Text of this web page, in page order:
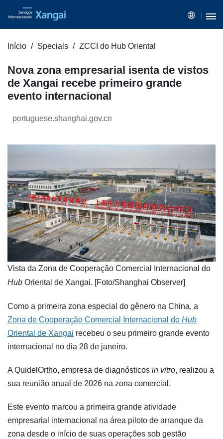
Início Specials ZCCI do Hub Oriental
Nova zona empresarial isenta de vistos
de Xangai recebe primeiro grande
evento internacional
portuguese.shanghai.gov.cn
​Vista da Zona de Cooperação Comercial Internacional do
Hub Oriental de Xangai. [Foto/Shanghai Observer]
Como a primeira zona especial do gênero na China, a
Zona de Cooperação Comercial Internacional do Hub
Oriental de Xangai recebeu o seu primeiro grande evento
internacional no dia 28 de janeiro.
A QuidelOrtho, empresa de diagnósticos in vitro, realizou a
sua reunião anual de 2026 na zona comercial.
Este evento marcou a primeira grande atividade
empresarial internacional na área piloto de arranque da
zona desde o início de suas operações sob gestão